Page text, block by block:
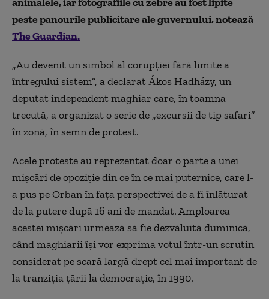
peste panourile publicitare ale guvernului, notează
The Guardian.
„Au devenit un simbol al corupției fără limite a
întregului sistem”, a declarat Ákos Hadházy, un
deputat independent maghiar care, în toamna
trecută, a organizat o serie de „excursii de tip safari”
în zonă, în semn de protest.
Acele proteste au reprezentat doar o parte a unei
mișcări de opoziție din ce în ce mai puternice, care l-
a pus pe Orban în fața perspectivei de a fi înlăturat
de la putere după 16 ani de mandat.Amploarea
acestei mișcări urmează să fie dezvăluită duminică,
când maghiarii își vor exprima votul într-un scrutin
considerat pe scară largă drept cel mai important de
la tranziția țării la democrație, în 1990.